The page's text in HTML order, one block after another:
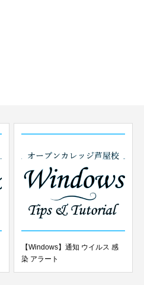
【Windows】通知 ウイルス 感
染 アラート